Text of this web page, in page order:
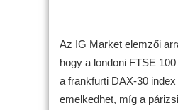
Az IG Market elemzői
hogy a londoni FTSE
a frankfurti DAX-30
emelkedhet, míg a